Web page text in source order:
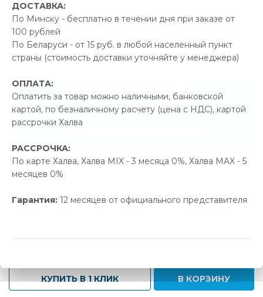
ДОСТАВКА:
По Минску - бесплатно в течении дня при заказе от
100 рублей
По Беларуси - от 15 руб. в любой населенный пункт
страны (стоимость доставки уточняйте у менеджера)
ОПЛАТА:
Оплатить за товар можно наличными, банковской
картой, по безналичному расчету (цена с НДС), картой
рассрочки Халва
РАССРОЧКА:
По карте Халва, Халва MIX - 3 месяца 0%, Халва MAX - 5
месяцев 0%
Гарантия: 12 месяцев от официального представителя
Производитель:Gloss &
Reiter
Код Товара: aqt052521
-5%
Экономия19.00 р.
В наличии
Новая цена Старая цена
КУПИТЬ В 1 КЛИК В КОРЗИНУ